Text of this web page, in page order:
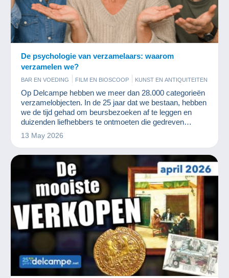
De psychologie van verzamelaars: waarom
verzamelen we?
BAR EN VOEDING FILM EN BIOSCOOP
KUNST EN ANTIQUITEITEN
MILITAIR
MUNTEN EN BANKBILJETTEN
OUDE DOCUMENTEN
PARFUM
POSTKAARTEN POSTZEGELS
RECLAME
SPELLETJES
STRIPVERHALEN VINYLPLATEN
Op Delcampe hebben we meer dan 28.000 categorieën
verzamelobjecten. In de 25 jaar dat we bestaan, hebben
we de tijd gehad om beursbezoeken af te leggen en
duizenden liefhebbers te ontmoeten die gedreven
worden door hetzelfde plezier: het verzamelen.
13 May 2026